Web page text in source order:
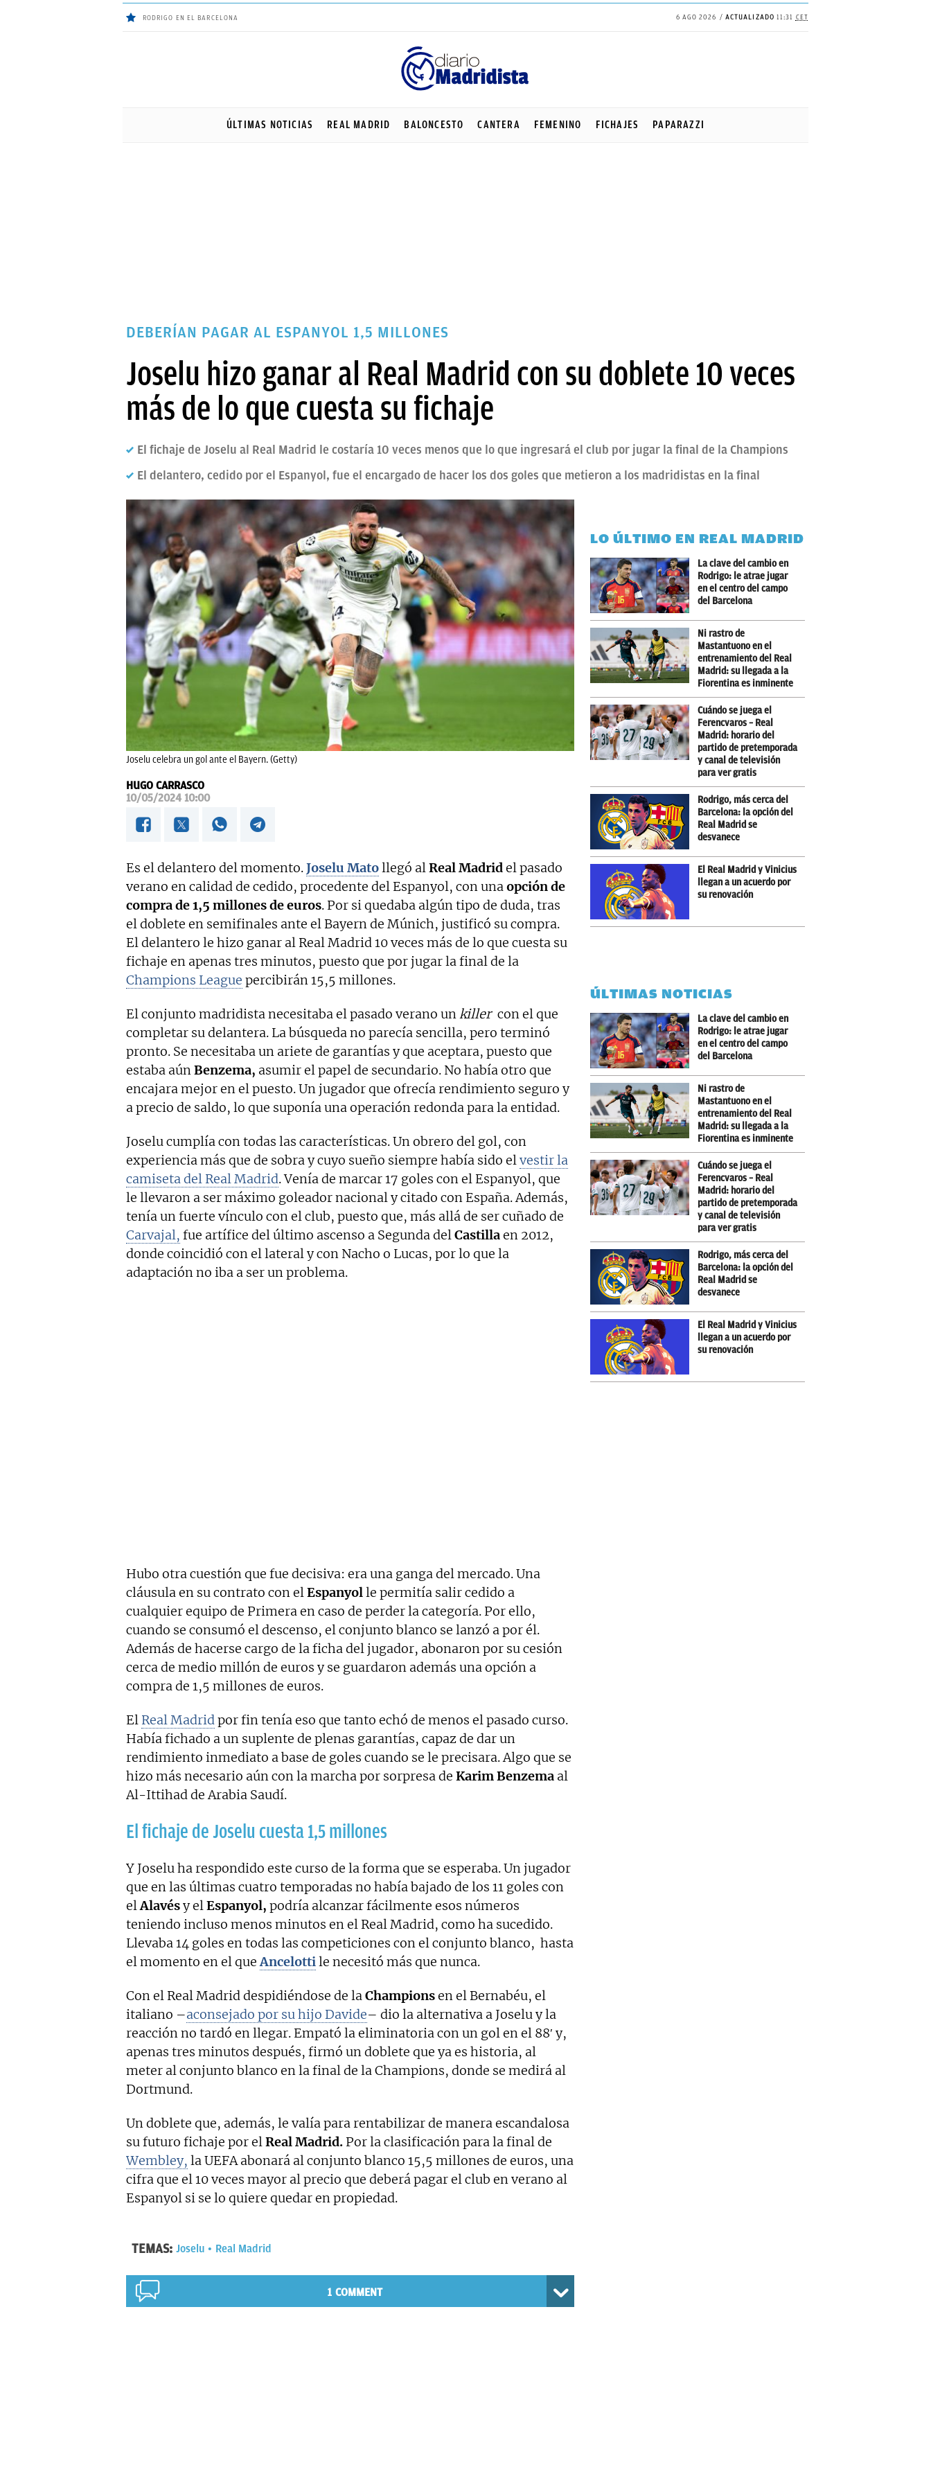
RODRIGO EN EL BARCELONA 6 AGO 2026 ACTUALIZADO 11:31 CET
PAPARAZZI
ÚLTIMAS NOTICIAS REAL MADRID BALONCESTO CANTERA FEMENINO FICHAJES PAPARAZZI
DEBERÍAN PAGAR AL ESPANYOL 1,5 MILLONES
Joselu hizo ganar al Real Madrid con su doblete 10 veces
más de lo que cuesta su fichaje
El fichaje de Joselu al Real Madrid le costaría 10 veces menos que lo que ingresará el club por jugar la final de la Champions
El delantero, cedido por el Espanyol, fue el encargado de hacer los dos goles que metieron a los madridistas en la final
Joselu celebra un gol ante el Bayern. (Getty)
HUGO CARRASCO
10/05/2024 10:00
Es el delantero del momento.Joselu Matollegó alReal Madridel pasado
verano en calidad de cedido, procedente del Espanyol, con unaopción de
compra de 1,5 millones de euros. Por si quedaba algún tipo de duda, tras
el doblete en semifinales ante el Bayern de Múnich, justificó su compra.
El delantero le hizo ganar al Real Madrid 10 veces más de lo que cuesta su
fichaje en apenas tres minutos, puesto que por jugar la final de la
Champions League percibirán 15,5 millones.
El conjunto madridista necesitaba el pasado verano unkiller con el que
completar su delantera. La búsqueda no parecía sencilla, pero terminó
pronto. Se necesitaba un ariete de garantías y que aceptara, puesto que
estaba aúnBenzema, asumir el papel de secundario. No había otro que
encajara mejor en el puesto. Un jugador que ofrecía rendimiento seguro y
a precio de saldo, lo que suponía una operación redonda para la entidad.
Joselu cumplía con todas las características. Un obrero del gol, con
experiencia más que de sobra y cuyo sueño siempre había sido elvestir la
camiseta del Real Madrid. Venía de marcar 17 goles con el Espanyol, que
le llevaron a ser máximo goleador nacional y citado con España. Además,
tenía un fuerte vínculo con el club, puesto que, más allá de ser cuñado de
Carvajal, fue artífice del último ascenso a Segunda delCastillaen 2012,
donde coincidió con el lateral y con Nacho o Lucas, por lo que la
adaptación no iba a ser un problema.
Hubo otra cuestión que fue decisiva: era una ganga del mercado. Una
cláusula en su contrato con elEspanyolle permitía salir cedido a
cualquier equipo de Primera en caso de perder la categoría. Por ello,
cuando se consumó el descenso, el conjunto blanco se lanzó a por él.
Además de hacerse cargo de la ficha del jugador, abonaron por su cesión
cerca de medio millón de euros y se guardaron además una opción a
compra de 1,5 millones de euros.
El Real Madridpor fin tenía eso que tanto echó de menos el pasado curso.
Había fichado a un suplente de plenas garantías, capaz de dar un
rendimiento inmediato a base de goles cuando se le precisara. Algo que se
hizo más necesario aún con la marcha por sorpresa de Karim Benzema al
Al-Ittihad de Arabia Saudí.
El fichaje de Joselu cuesta 1,5 millones
Y Joselu ha respondido este curso de la forma que se esperaba. Un jugador
que en las últimas cuatro temporadas no había bajado de los 11 goles con
elAlavésy elEspanyol, podría alcanzar fácilmente esos números
teniendo incluso menos minutos en el Real Madrid, como ha sucedido.
Llevaba 14 goles en todas las competiciones con el conjunto blanco, hasta
el momento en el queAncelottile necesitó más que nunca.
Con el Real Madrid despidiéndose de laChampionsen el Bernabéu, el
italiano –aconsejado por su hijo Davide– dio la alternativa a Joselu y la
reacción no tardó en llegar. Empató la eliminatoria con un gol en el 88′ y,
apenas tres minutos después, firmó un doblete que ya es historia, al
meter al conjunto blanco en la final de la Champions, donde se medirá al
Dortmund.
Un doblete que, además, le valía para rentabilizar de manera escandalosa
su futuro fichaje por elReal Madrid. Por la clasificación para la final de
Wembley, la UEFA abonará al conjunto blanco 15,5 millones de euros, una
cifra que el 10 veces mayor al precio que deberá pagar el club en verano al
Espanyol si se lo quiere quedar en propiedad.
TEMAS: Joselu Real Madrid
1 COMMENT
LO ÚLTIMO EN REAL MADRID
La clave del cambio en
Rodrigo: le atrae jugar
en el centro del campo
del Barcelona
Ni rastro de
Mastantuono en el
entrenamiento del Real
Madrid: su llegada a la
Fiorentina es inminente
Cuándo se juega el
Ferencvaros – Real
Madrid: horario del
partido de pretemporada
y canal de televisión
para ver gratis
Rodrigo, más cerca del
Barcelona: la opción del
Real Madrid se
desvanece
El Real Madrid y Vinicius
llegan a un acuerdo por
su renovación
ÚLTIMAS NOTICIAS
La clave del cambio en
Rodrigo: le atrae jugar
en el centro del campo
del Barcelona
Ni rastro de
Mastantuono en el
entrenamiento del Real
Madrid: su llegada a la
Fiorentina es inminente
Cuándo se juega el
Ferencvaros – Real
Madrid: horario del
partido de pretemporada
y canal de televisión
para ver gratis
Rodrigo, más cerca del
Barcelona: la opción del
Real Madrid se
desvanece
El Real Madrid y Vinicius
llegan a un acuerdo por
su renovación